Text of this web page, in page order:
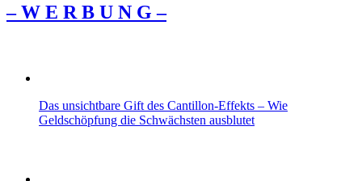
– W Ε R Β U Ν G –
Das unsichtbare Gift des Cantillon-Effekts – Wie
Geldschöpfung die Schwächsten ausblutet